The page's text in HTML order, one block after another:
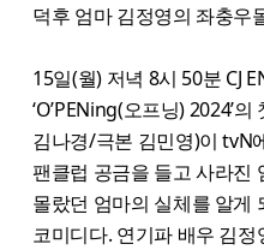
덕후 엄마 김정영의 좌충우
15일(월) 저녁 8시 50분 CJ
‘O’PENing(오프닝) 2024’의
김나경/극본 김민영)이 tvN
팬클럽 공금을 들고 사라진
몰랐던 엄마의 실체를 알게
코미디다. 연기파 배우 김